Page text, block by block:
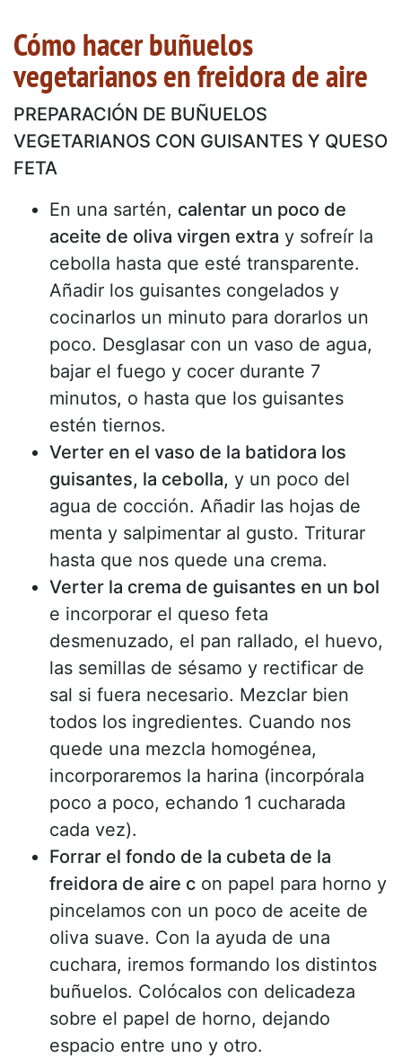
Cómo hacer buñuelos
vegetarianos en freidora de aire
PREPARACIÓN DE BUÑUELOS
VEGETARIANOS CON GUISANTES Y QUESO
FETA
En una sartén, calentar un poco de
aceite de oliva virgen extra y sofreír la
cebolla hasta que esté transparente.
Añadir los guisantes congelados y
cocinarlos un minuto para dorarlos un
poco. Desglasar con un vaso de agua,
bajar el fuego y cocer durante 7
minutos, o hasta que los guisantes
estén tiernos.
Verter en el vaso de la batidora los
guisantes, la cebolla, y un poco del
agua de cocción. Añadir las hojas de
menta y salpimentar al gusto. Triturar
hasta que nos quede una crema.
Verter la crema de guisantes en un bol
e incorporar el queso feta
desmenuzado, el pan rallado, el huevo,
las semillas de sésamo y rectificar de
sal si fuera necesario. Mezclar bien
todos los ingredientes. Cuando nos
quede una mezcla homogénea,
incorporaremos la harina (incorpórala
poco a poco, echando 1 cucharada
cada vez).
Forrar el fondo de la cubeta de la
freidora de aire c on papel para horno y
pincelamos con un poco de aceite de
oliva suave. Con la ayuda de una
cuchara, iremos formando los distintos
buñuelos. Colócalos con delicadeza
sobre el papel de horno, dejando
espacio entre uno y otro.